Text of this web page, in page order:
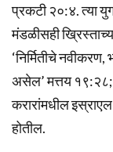
प्रकटी २०:४. त्या
मंडळीसही
‘निर्मितीचे नवीकरण,
असेल’ मत्तय
करारांमधील इस्राएल
होतील.